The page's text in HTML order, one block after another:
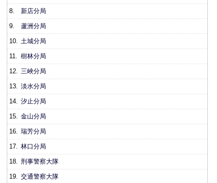
8. 新店分局
9. 蘆洲分局
10. 土城分局
11. 樹林分局
12. 三峽分局
13. 淡水分局
14. 汐止分局
15. 金山分局
16. 瑞芳分局
17. 林口分局
18. 刑事警察大隊
19. 交通警察大隊